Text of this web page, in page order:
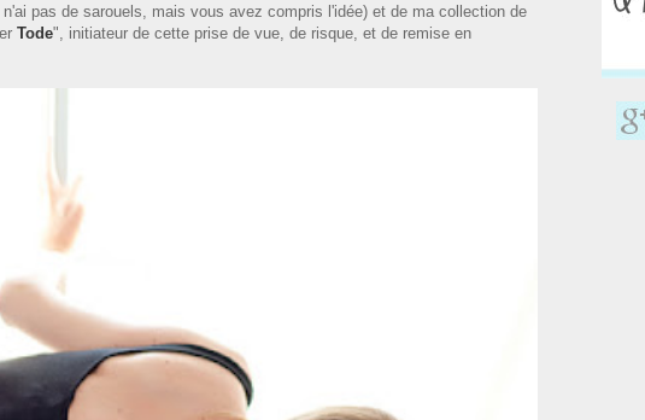
pas de sarouels, mais vous avez compris l'idée) et de ma collection de
Tode", initiateur de cette prise de vue, de risque, et de remise en